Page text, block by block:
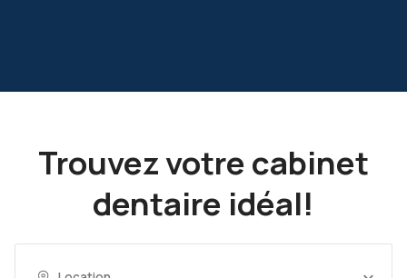
Trouvez votre cabinet
dentaire idéal!